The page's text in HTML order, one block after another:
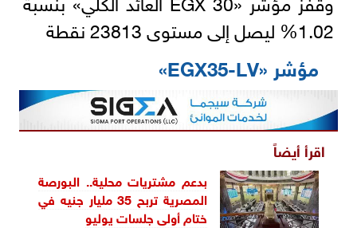
1.02% ليصل إلى مستوى 23813 نقطة
مؤشر «EGX35-LV»
اقرأ أيضاً
بدعم مشتريات محلية.. البورصة
المصرية تربح 35 مليار جنيه في
ختام أولى جلسات يوليو